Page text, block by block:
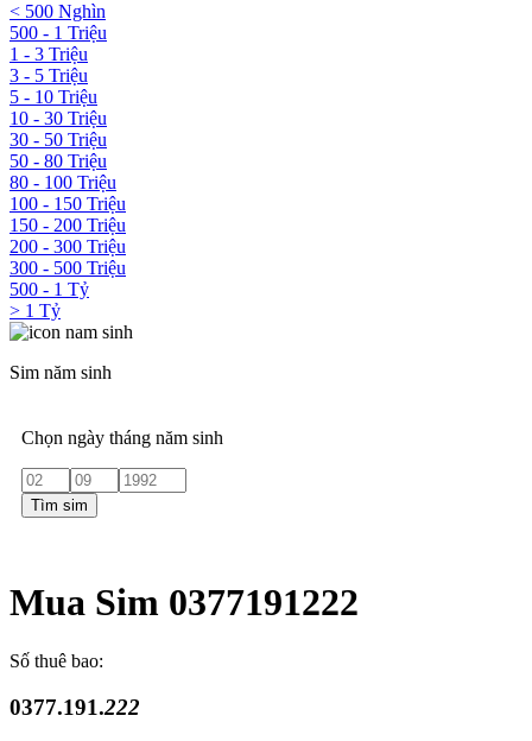
< 500 Nghìn
500 - 1 Triệu
1 - 3 Triệu
3 - 5 Triệu
5 - 10 Triệu
10 - 30 Triệu
30 - 50 Triệu
50 - 80 Triệu
80 - 100 Triệu
100 - 150 Triệu
150 - 200 Triệu
200 - 300 Triệu
300 - 500 Triệu
500 - 1 Tỷ
> 1 Tỷ
Sim năm sinh
Chọn ngày tháng năm sinh
Tìm sim
Mua Sim 0377191222
Số thuê bao:
0377.191.222